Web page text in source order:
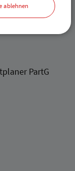
PartG
ablehnen